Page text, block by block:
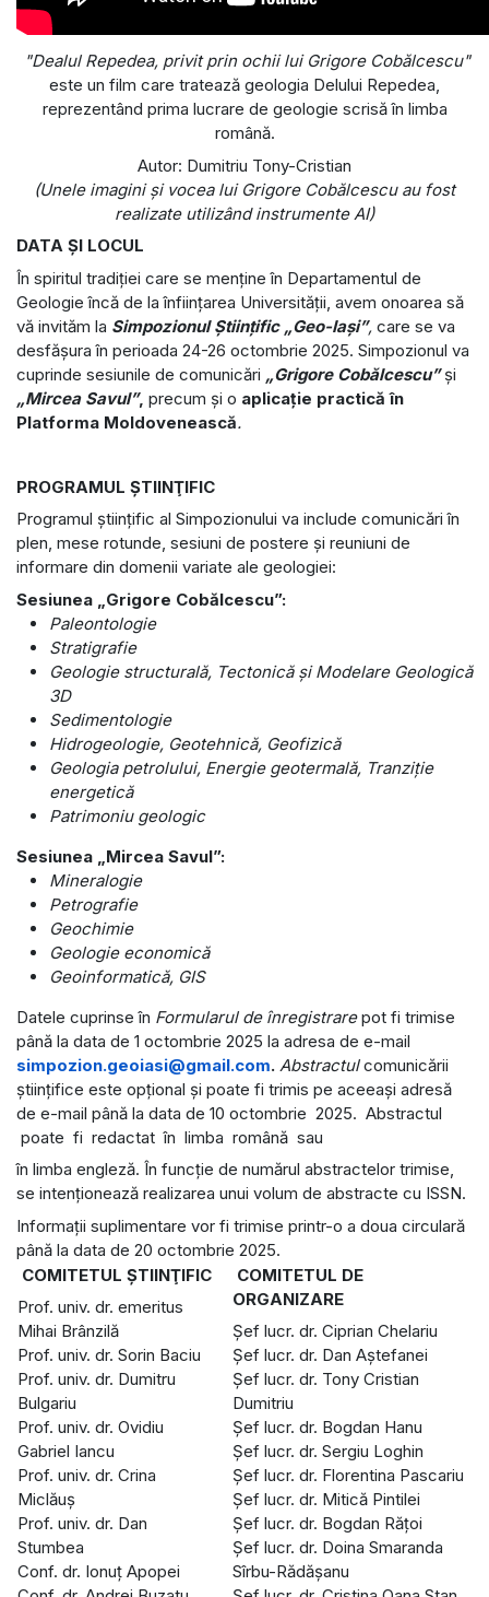
"Dealul Repedea, privit prin ochii lui Grigore Cobălcescu"
este un film care tratează geologia Delului Repedea,
reprezentând prima lucrare de geologie scrisă în limba
română.
Autor: Dumitriu Tony-Cristian
(Unele imagini și vocea lui Grigore Cobălcescu au fost
realizate utilizând instrumente AI)
DATA ŞI LOCUL
În spiritul tradiției care se menține în Departamentul de
Geologie încă de la înființarea Universității, avem onoarea să
vă invităm la Simpozionul Științific „Geo-Iași”, care se va
desfășura în perioada 24-26 octombrie 2025. Simpozionul va
cuprinde sesiunile de comunicări „Grigore Cobălcescu”și
„Mircea Savul”, precum și o aplicație practică în
Platforma Moldovenească.
PROGRAMUL ŞTIINŢIFIC
Programul științific al Simpozionului va include comunicări în
plen, mese rotunde, sesiuni de postere și reuniuni de
informare din domenii variate ale geologiei:
Sesiunea „Grigore Cobălcescu”:
Paleontologie
Stratigrafie
Geologie structurală, Tectonică și Modelare Geologică
3D
Sedimentologie
Hidrogeologie, Geotehnică, Geofizică
Geologia petrolului, Energie geotermală, Tranziție
energetică
Patrimoniu geologic
Sesiunea „Mircea Savul”:
Mineralogie
Petrografie
Geochimie
Geologie economică
Geoinformatică, GIS
Datele cuprinse în Formularul de înregistrarepot fi trimise
până la data de 1 octombrie 2025 la adresa de e-mail
simpozion.geoiasi@gmail.com. Abstractulcomunicării
științifice este opțional și poate fi trimis pe aceeași adresă
de e-mail până la data de 10 octombrie 2025. Abstractul
poate fi redactat în limba română sau
în limba engleză. În funcție de numărul abstractelor trimise,
se intenționează realizarea unui volum de abstracte cu ISSN.
Informații suplimentare vor fi trimise printr-o a doua circulară
până la data de 20 octombrie 2025.
COMITETUL ŞTIINŢIFIC
Prof. univ. dr. emeritus
Mihai Brânzilă
Prof. univ. dr. Sorin Baciu
Prof. univ. dr. Dumitru
Bulgariu
Prof. univ. dr. Ovidiu
Gabriel Iancu
Prof. univ. dr. Crina
Miclăuş
Prof. univ. dr. Dan
Stumbea
Conf. dr. Ionuț Apopei
COMITETUL DE
ORGANIZARE
Șef lucr. dr. Ciprian Chelariu
Șef lucr. dr. Dan Aștefanei
Șef lucr. dr. Tony Cristian
Dumitriu
Șef lucr. dr. Bogdan Hanu
Șef lucr. dr. Sergiu Loghin
Șef lucr. dr. Florentina Pascariu
Șef lucr. dr. Mitică Pintilei
Șef lucr. dr. Bogdan Rățoi
Șef lucr. dr. Doina Smaranda
Sîrbu-Rădășanu